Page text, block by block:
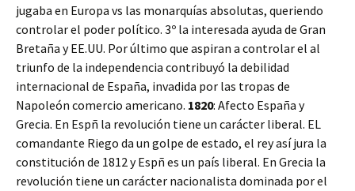
jugaba en Europa vs las monarquías absolutas, queriendo
controlar el poder político. 3º la interesada ayuda de Gran
Bretaña y EE.UU. Por último que aspiran a controlar el al
triunfo de la independencia contribuyó la debilidad
internacional de España, invadida por las tropas de
Napoleón comercio americano. 1820: Afecto España y
Grecia. En Espñ la revolución tiene un carácter liberal. EL
comandante Riego da un golpe de estado, el rey así jura la
constitución de 1812 y Espñ es un país liberal. En Grecia la
revolución tiene un carácter nacionalista dominada por el